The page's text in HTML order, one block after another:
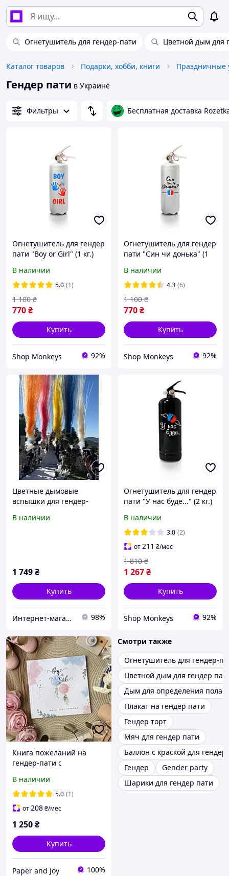
Огнетушитель для гендер-пати Цветной дым для
Каталог товаров Подарки, хобби, книги Праздничные
Гендер пати в Украине
Фильтры Бесплатная доставка
Огнетушитель для гендер
пати "Boy or Girl" (1 кг.)
В наличии
5.0 (1)
770₴
1 100 ₴
Купить
Shop Monkeys 92%
Огнетушитель для гендер
пати "Син чи донька" (1
В наличии
4.3 (6)
770₴
1 100 ₴
Купить
Shop Monkeys 92%
Цветные дымовые
вспышки для гендер-
предложений 7 разных
В наличии
1 749₴
Купить
Интернет-магазин пиротехники, салютов и фейерверков Пиро Маркет 98%
Огнетушитель для гендер
пати "У нас буде..." (2 кг.)
В наличии
3.0 (2)
от211 ₴/мес
1 267₴
1 810 ₴
Купить
Shop Monkeys 92%
Книга пожеланий на
гендер-пати с
В наличии
5.0 (1)
от208₴/мес
1 250₴
Купить
Paper and Joy 100%
Смотри также
Огнетушитель для гендер-
Цветной дым для гендер
Дым для определения пола
Плакат на гендер пати
Гендер торт
Мяч для гендер пати
Баллон с краской для гендер
Гендер
Gender party
Шарики для гендер пати